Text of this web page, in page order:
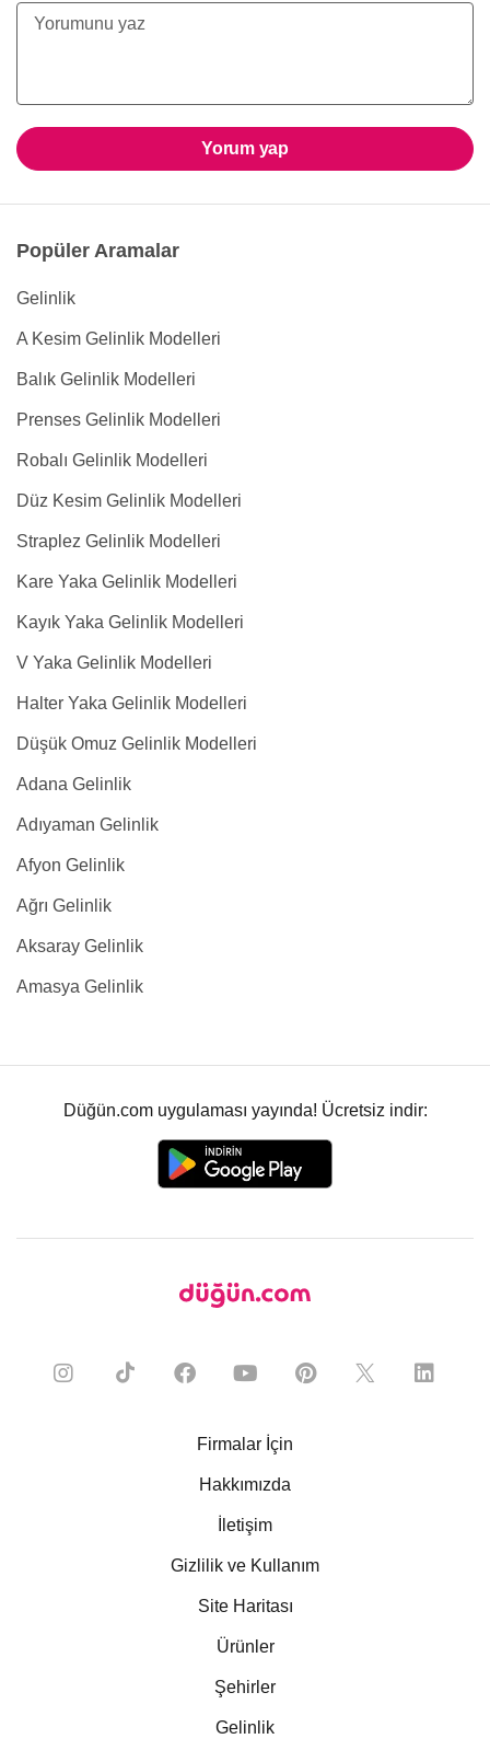
Yorum yap
Popüler Aramalar
Gelinlik
A Kesim Gelinlik Modelleri
Balık Gelinlik Modelleri
Prenses Gelinlik Modelleri
Robalı Gelinlik Modelleri
Düz Kesim Gelinlik Modelleri
Straplez Gelinlik Modelleri
Kare Yaka Gelinlik Modelleri
Kayık Yaka Gelinlik Modelleri
V Yaka Gelinlik Modelleri
Halter Yaka Gelinlik Modelleri
Düşük Omuz Gelinlik Modelleri
Adana Gelinlik
Adıyaman Gelinlik
Afyon Gelinlik
Ağrı Gelinlik
Aksaray Gelinlik
Amasya Gelinlik
Düğün.com uygulaması yayında! Ücretsiz indir:
Firmalar İçin
Hakkımızda
İletişim
Gizlilik ve Kullanım
Site Haritası
Ürünler
Şehirler
Gelinlik